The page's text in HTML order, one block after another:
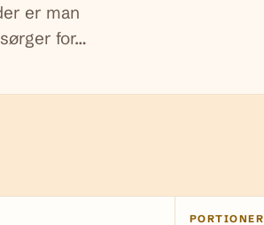
er man
for…
PORTIONER